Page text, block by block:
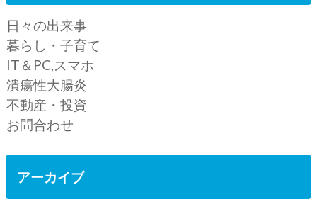
日々の出来事
暮らし・子育て
IT＆PC,スマホ
潰瘍性大腸炎
不動産・投資
お問合わせ
アーカイブ